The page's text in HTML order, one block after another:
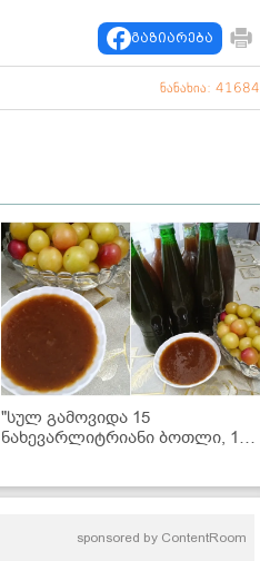
გაზიარება
ნანახია: 41684
"სულ გამოვიდა 15
ნახევარლიტრიანი ბოთლი, 15
მკითხველის რეცეპტი
sponsored by ContentRoom